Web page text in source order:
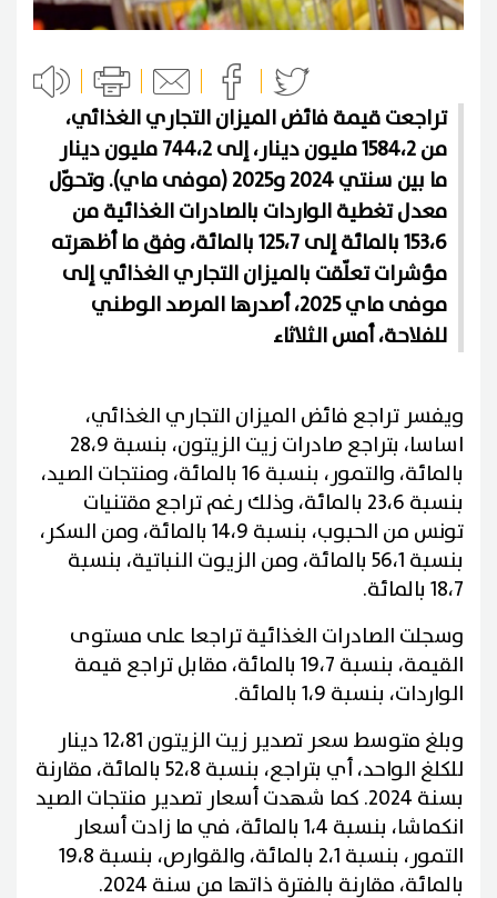
تراجعت قيمة فائض الميزان التجاري الغذائي،
من 1584،2 مليون دينار، إلى 744،2 مليون دينار
ما بين سنتي 2024 و2025 (موفى ماي). وتحوّل
معدل تغطية الواردات بالصادرات الغذائية من
153،6 بالمائة إلى 125،7 بالمائة، وفق ما أظهرته
مؤشرات تعلّقت بالميزان التجاري الغذائي إلى
موفى ماي 2025، أصدرها المرصد الوطني
للفلاحة، أمس الثلاثاء
ويفسر تراجع فائض الميزان التجاري الغذائي،
اساسا، بتراجع صادرات زيت الزيتون، بنسبة 28،9
بالمائة، والتمور، بنسبة 16 بالمائة، ومنتجات الصيد،
بنسبة 23،6 بالمائة، وذلك رغم تراجع مقتنيات
تونس من الحبوب، بنسبة 14،9 بالمائة، ومن السكر،
بنسبة 56،1 بالمائة، ومن الزيوت النباتية، بنسبة
18،7 بالمائة.
وسجلت الصادرات الغذائية تراجعا على مستوى
القيمة، بنسبة 19،7 بالمائة، مقابل تراجع قيمة
الواردات، بنسبة 1،9 بالمائة.
وبلغ متوسط سعر تصدير زيت الزيتون 12،81 دينار
للكلغ الواحد، أي بتراجع، بنسبة 52،8 بالمائة، مقارنة
بسنة 2024. كما شهدت أسعار تصدير منتجات الصيد
انكماشا، بنسبة 1،4 بالمائة، في ما زادت أسعار
التمور، بنسبة 2،1 بالمائة، والقوارص، بنسبة 19،8
بالمائة، مقارنة بالفترة ذاتها من سنة 2024.